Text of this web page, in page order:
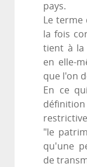
pays.
Le
la fois
tient à la
en elle-
que l'on
En ce
"le
qu'une
de